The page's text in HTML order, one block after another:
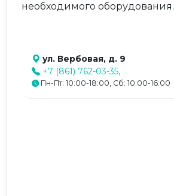
необходимого оборудования.
ул. Вербовая, д. 9
+7 (861) 762-03-35,
Пн-Пт: 10:00-18:00, Сб: 10:00-16:00